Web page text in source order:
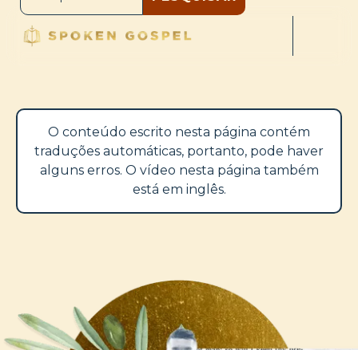
O conteúdo escrito nesta página contém
traduções automáticas, portanto, pode haver
alguns erros. O vídeo nesta página também
está em inglês.